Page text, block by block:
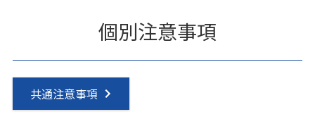
個別注意事項
共通注意事項